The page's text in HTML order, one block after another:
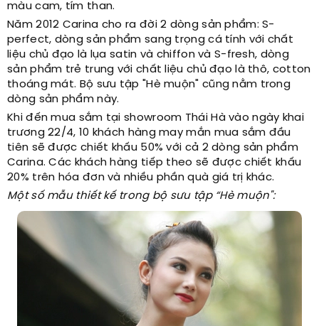
màu cam, tím than.
Năm 2012 Carina cho ra đời 2 dòng sản phẩm: S-
perfect, dòng sản phẩm sang trọng cá tính với chất
liệu chủ đạo là lụa satin và chiffon và S-fresh, dòng
sản phẩm trẻ trung với chất liệu chủ đạo là thô, cotton
thoáng mát. Bộ sưu tập "Hè muộn" cũng nằm trong
dòng sản phẩm này.
Khi đến mua sắm tại showroom Thái Hà vào ngày khai
trương 22/4, 10 khách hàng may mắn mua sắm đầu
tiên sẽ được chiết khấu 50% với cả 2 dòng sản phẩm
Carina. Các khách hàng tiếp theo sẽ được chiết khấu
20% trên hóa đơn và nhiều phần quà giá trị khác.
Một số mẫu thiết kế trong bộ sưu tập “Hè muộn":